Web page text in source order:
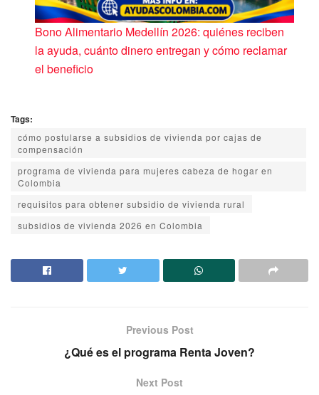
Bono Alimentario Medellín 2026: quiénes reciben
la ayuda, cuánto dinero entregan y cómo reclamar
el beneficio
Tags:
cómo postularse a subsidios de vivienda por cajas de
compensación
programa de vivienda para mujeres cabeza de hogar en
Colombia
requisitos para obtener subsidio de vivienda rural
subsidios de vivienda 2026 en Colombia
Previous Post
¿Qué es el programa Renta Joven?
Next Post